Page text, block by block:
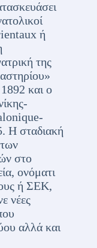
ή
της
και ο
Η σταδιακή
στο
ονόματι
ή ΣΕΚ,
νέες
αλλά και